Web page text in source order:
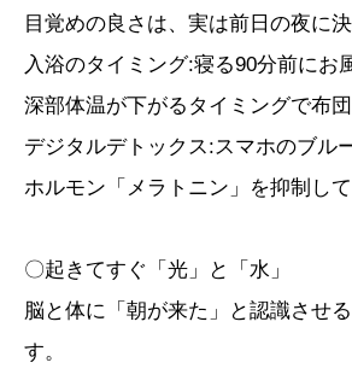
目覚めの良さは、実は前日の夜に決
入浴のタイミング:寝る90分前にお
深部体温が下がるタイミングで布団
デジタルデトックス:スマホのブル
ホルモン「メラトニン」を抑制して
〇起きてすぐ「光」と「水」
脳と体に「朝が来た」と認識させ
す。